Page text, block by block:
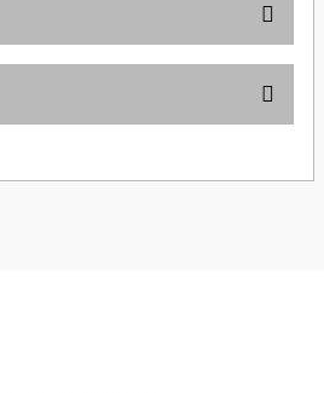
öneri formunu kullanarak tarafımıza